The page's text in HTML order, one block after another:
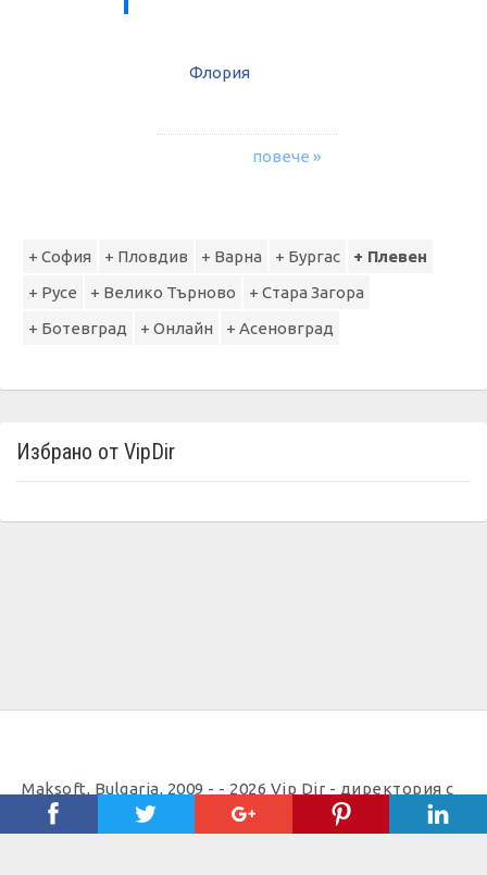
Флория
повече »
+ София + Пловдив + Варна + Бургас
+ Плевен
+ Русе
+ Велико Търново
+ Стара Загора
+ Ботевград
+ Онлайн + Асеновград
Избрано от VipDir
Maksoft, Bulgaria, 2009 - - 2026 Vip Dir - директория с
полезни телефони | Уеб дизайн и поддръжка
Максофт
&SEO